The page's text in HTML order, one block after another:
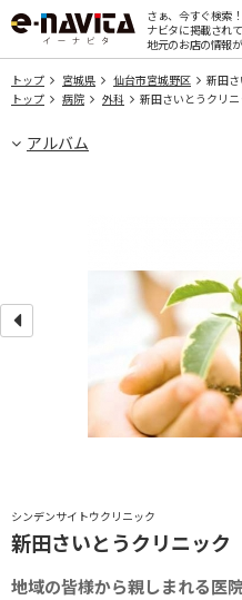
さぁ、今すぐ検索！
ナビタに掲載され
地元のお店の情報
トップ 宮城県 仙台市宮城野区
新田
トップ
病院 外科 新田さいとうクリニ
アルバム
シンデンサイトウクリニック
新田さいとうクリニック
地域の皆様から親しまれる医